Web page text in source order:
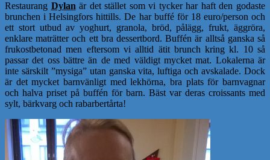
Restaurang Dylan är det stället som vi tycker har haft den godaste
brunchen i Helsingfors hittills. De har buffé för 18 euro/person och
ett stort utbud av yoghurt, granola, bröd, pålägg, frukt, äggröra,
enklare maträtter och ett bra dessertbord. Buffén är alltså ganska så
frukostbetonad men eftersom vi alltid ätit brunch kring kl. 10 så
passar det oss bättre än de med väldigt mycket mat. Lokalerna är
inte särskilt ”mysiga” utan ganska vita, luftiga och avskalade. Dock
är det mycket barnvänligt med lekhörna, bra plats för barnvagnar
och halva priset på buffén för barn. Bäst var deras croissants med
sylt, bärkvarg och rabarbertårta!